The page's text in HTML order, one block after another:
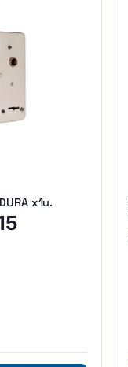
x1u.